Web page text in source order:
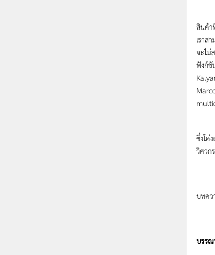
มา
สินค้า
เราส
จะไม่
ฟังก์ชั
หลั
ซึ่งโด่
วิศวก
บทคว
บรร